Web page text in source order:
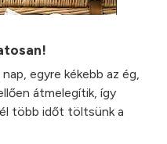
egyre kékebb az ég,
átmelegítik, így
több időt töltsünk a